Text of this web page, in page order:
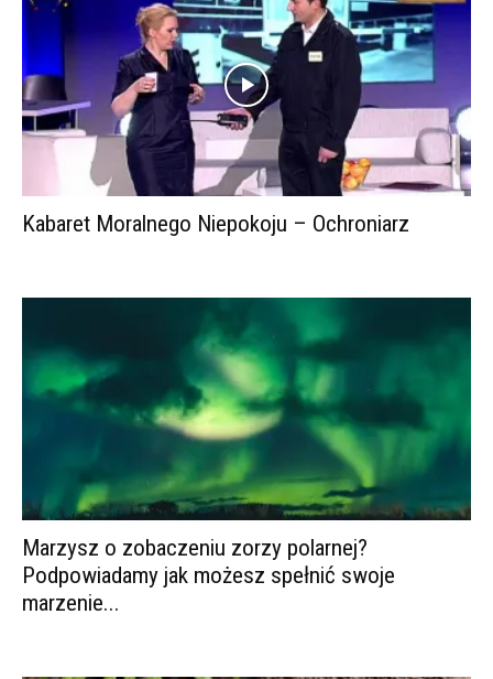
Kabaret Moralnego Niepokoju – Ochroniarz
Marzysz o zobaczeniu zorzy polarnej?
Podpowiadamy jak możesz spełnić swoje
marzenie...